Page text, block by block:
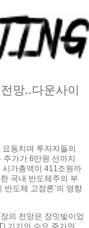
망..다운사이
요동치며 투자자들의
가가 6만원 선까지
가총액이 411조원까
국내 반도체주의 부
반도체 고점론’의 영향
의 전망은 장밋빛이었
기기의 수요 증가와